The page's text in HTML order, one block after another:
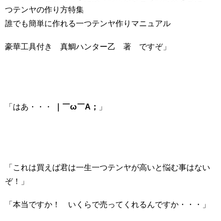
つテンヤの作り方特集
誰でも簡単に作れる一つテンヤ作りマニュアル
豪華工具付き 真鯛ハンター乙 著 ですぞ」
「はあ・・・ ｜￣ω￣A； 」
「これは買えば君は一生一つテンヤが高いと悩む事はない
ぞ！」
「本当ですか！ いくらで売ってくれるんですか・・・」